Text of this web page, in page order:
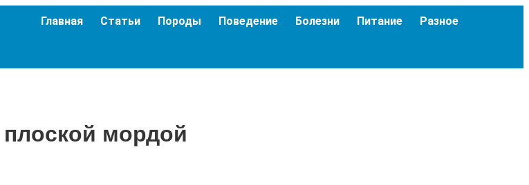
Главная Статьи Породы Поведение Болезни Питание Разное
плоской мордой